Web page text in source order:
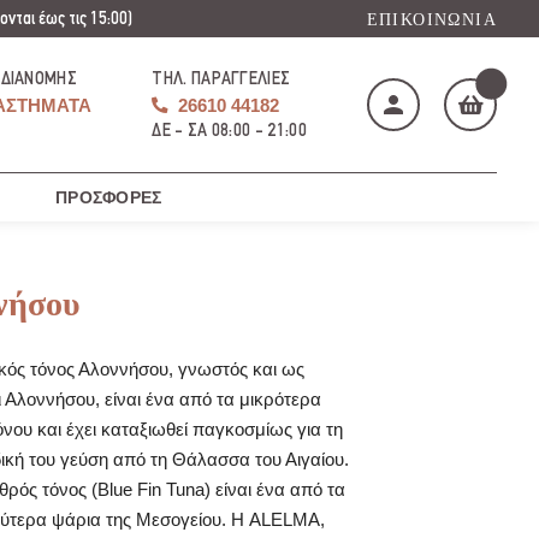
έως τις 15:00) ΕΠΙΚΟΙΝΩΝΊΑ
ΤΗΛ. ΠΑΡΑΓΓΕΛΊΕΣ
26610 44182
ΔΕ - ΣΑ 08:00 - 21:00
Το καλάθι μου
ΑΓΌΡΑΣΕ ΤΏΡΑ
ΠΡΟΣΦΟΡΈΣ
τόνος Αλοννήσου, γνωστός και ως
Αλοννήσου, είναι ένα από τα μικρότερα
και έχει καταξιωθεί παγκοσμίως για τη
του γεύση από τη Θάλασσα του Αιγαίου.
τόνος (Blue Fin Tuna) είναι ένα από τα
ψάρια της Μεσογείου. Η ALELMA,